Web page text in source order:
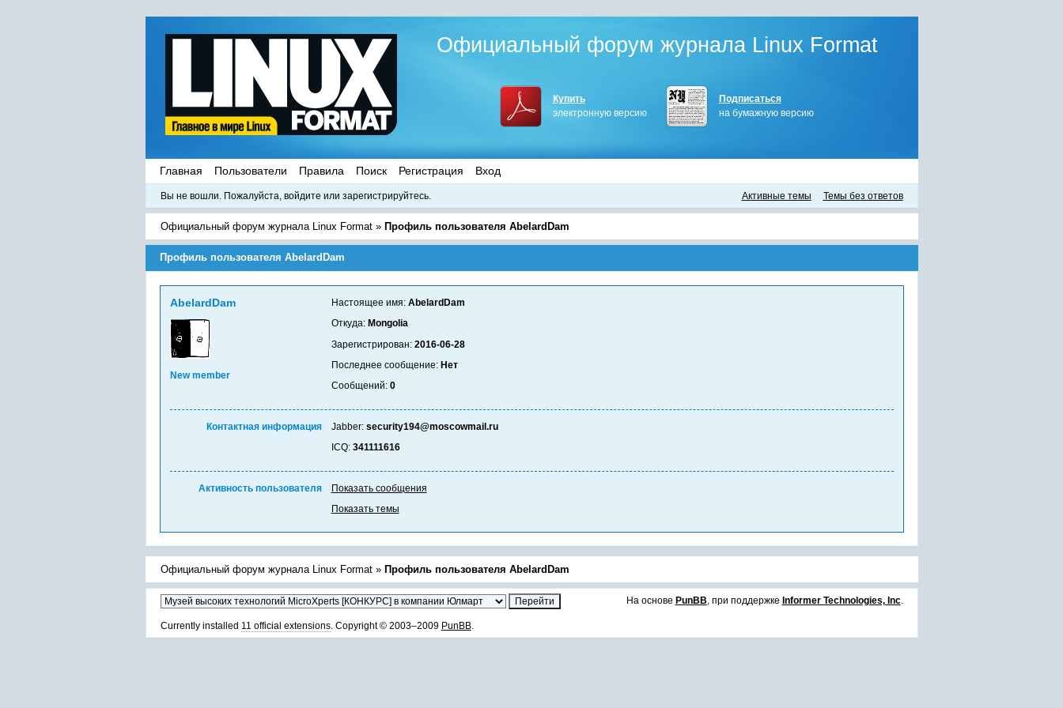
Официальный форум журнала Linux Format
Купить
электронную версию
Подписаться
на бумажную версию
Главная Пользователи Правила Поиск Регистрация Вход
Вы не вошли. Пожалуйста, войдите или зарегистрируйтесь. Активные темы Темы без ответов
Официальный форум журнала Linux Format » Профиль пользователя AbelardDam
Профиль пользователя AbelardDam
AbelardDam
New member
Настоящее имя: AbelardDam
Откуда: Mongolia
Зарегистрирован: 2016-06-28
Последнее сообщение: Нет
Сообщений: 0
Контактная информация Jabber: security194@moscowmail.ru
ICQ: 341111616
Активность пользователя
Показать сообщения
Показать темы
Официальный форум журнала Linux Format » Профиль пользователя AbelardDam
На основе PunBB, при поддержке Informer Technologies, Inc.
Currently installed 11 official extensions. Copyright © 2003–2009 PunBB.